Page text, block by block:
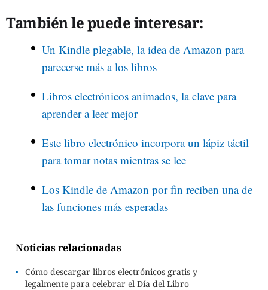
También le puede interesar:
Un Kindle plegable, la idea de Amazon para
parecerse más a los libros
Libros electrónicos animados, la clave para
aprender a leer mejor
Este libro electrónico incorpora un lápiz táctil
para tomar notas mientras se lee
Los Kindle de Amazon por fin reciben una de
las funciones más esperadas
Noticias relacionadas
Cómo descargar libros electrónicos gratis y
legalmente para celebrar el Día del Libro